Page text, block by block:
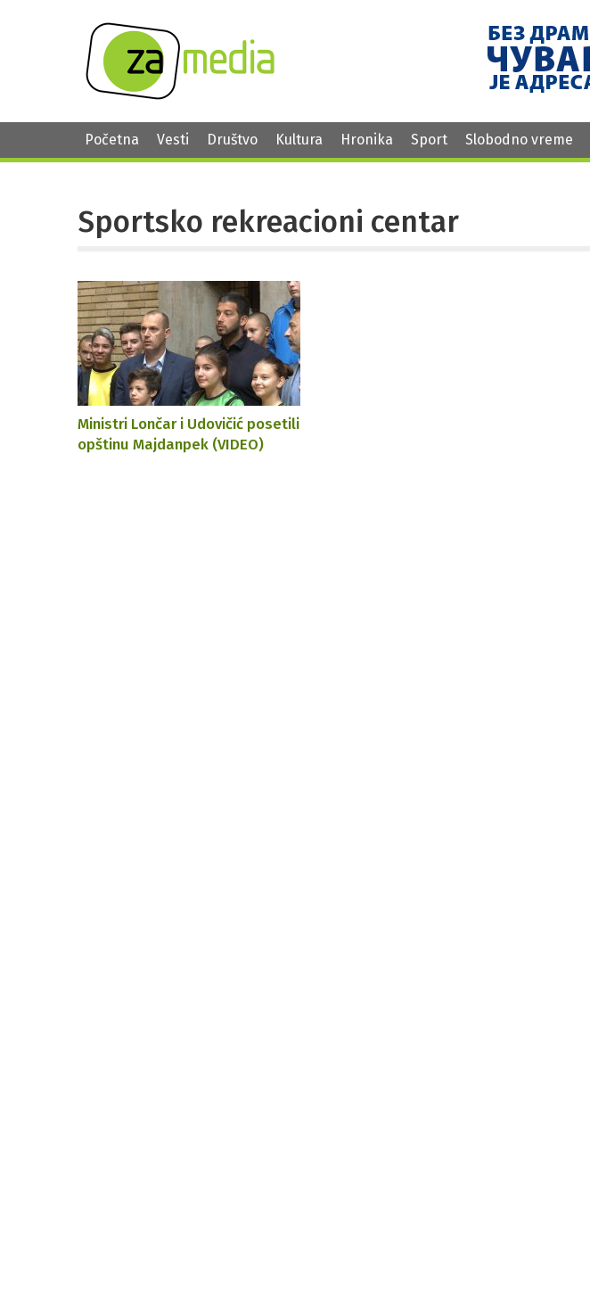
Početna Vesti Društvo Kultura Hronika Sport Slobodno vreme
Sportsko rekreacioni centar
Ministri Lončar i Udovičić posetili
opštinu Majdanpek (VIDEO)